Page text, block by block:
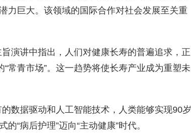
力巨大。该领域的国际合作对社会发展至关重
讲中指出，人们对健康长寿的普遍追求，正
常青市场”。这一趋势将使长寿产业成为重塑未
据驱动和人工智能技术，人类能够实现90岁
“病后护理”迈向“主动健康”时代。